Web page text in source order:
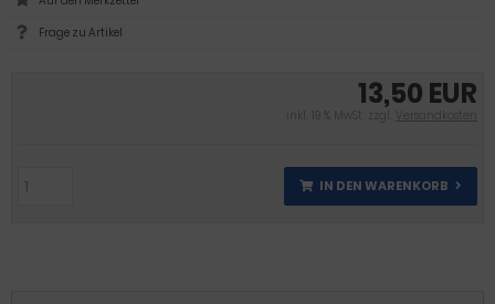
13,50 EUR
inkl. 19 % MwSt. zzgl. Versandkosten
IN DEN WARENKORB
Frage zu Artikel